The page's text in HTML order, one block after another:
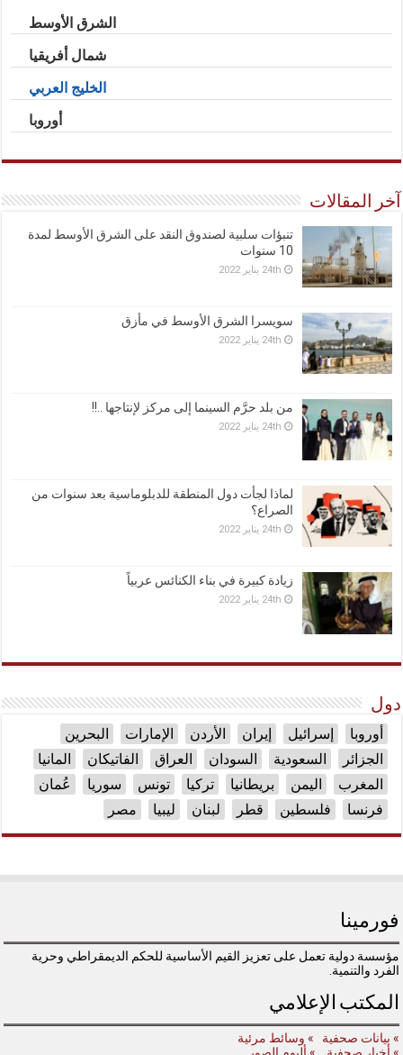
الشرق الأوسط
شمال أفريقيا
الخليج العربي
أوروبا
آخر المقالات
تنبؤات سلبية لصندوق النقد على الشرق الأوسط لمدة
10 سنوات
24th يناير 2022
سويسرا الشرق الأوسط في مأزق
24th يناير 2022
من بلد حرَّم السينما إلى مركز لإنتاجها ..!!
24th يناير 2022
لماذا لجأت دول المنطقة للدبلوماسية بعد سنوات من
الصراع؟
24th يناير 2022
زيادة كبيرة في بناء الكنائس عربياً
24th يناير 2022
دول
أوروبا إسرائيل إيران الأردن الإمارات
البحرين
الجزائر
السعودية السودان العراق الفاتيكان
المانيا
المغرب
اليمن بريطانيا تركيا تونس سوريا
عُمان
فرنسا
فلسطين قطر لبنان ليبيا مصر
فورمينا
مؤسسة دولية تعمل على تعزيز القيم الأساسية للحكم الديمقراطي وحرية
الفرد والتنمية.
المكتب الإعلامي
» بيانات صحفية
» وسائط مرئية
» أخبار صحفية
» ألبوم الصور